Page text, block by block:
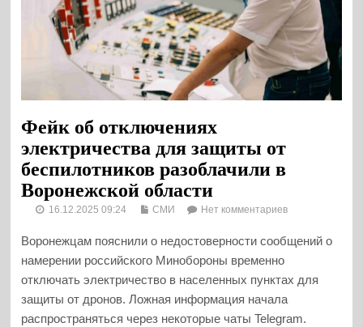
Фейк об отключениях
электричества для защиты от
беспилотников разоблачили в
Воронежской области
16.12.2025 09:24 СМИ Нет комментариев
Воронежцам пояснили о недостоверности сообщений о
намерении российского Минобороны временно
отключать электричество в населенных пунктах для
защиты от дронов. Ложная информация начала
распространяться через некоторые чаты Telegram.